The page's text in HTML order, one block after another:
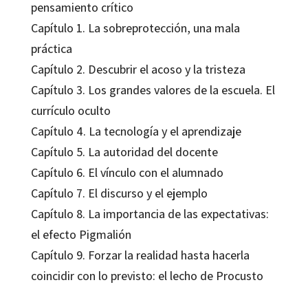
pensamiento crítico
Capítulo 1. La sobreprotección, una mala
práctica
Capítulo 2. Descubrir el acoso y la tristeza
Capítulo 3. Los grandes valores de la escuela. El
currículo oculto
Capítulo 4. La tecnología y el aprendizaje
Capítulo 5. La autoridad del docente
Capítulo 6. El vínculo con el alumnado
Capítulo 7. El discurso y el ejemplo
Capítulo 8. La importancia de las expectativas:
el efecto Pigmalión
Capítulo 9. Forzar la realidad hasta hacerla
coincidir con lo previsto: el lecho de Procusto